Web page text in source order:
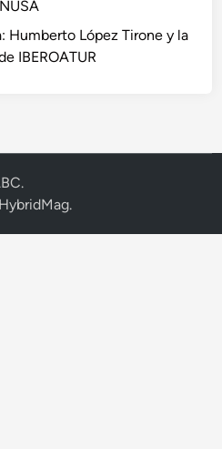
Humberto López Tirone y la
IBEROATUR
.
HybridMag.